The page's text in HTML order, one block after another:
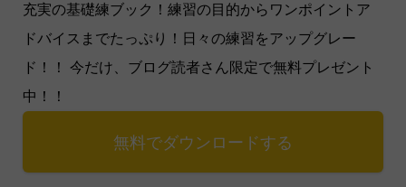
充実の基礎練ブック！練習の目的からワンポイントア
ドバイスまでたっぷり！日々の練習をアップグレー
ド！！ 今だけ、ブログ読者さん限定で無料プレゼント
中！！
無料でダウンロードする